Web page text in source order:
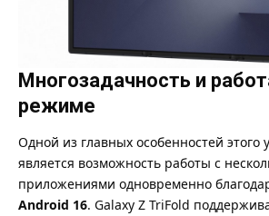
Многозадачность и
режиме
Одной из главных особенностей этого
является возможность работы с
приложениями одновременно
Android 16. Galaxy Z TriFold